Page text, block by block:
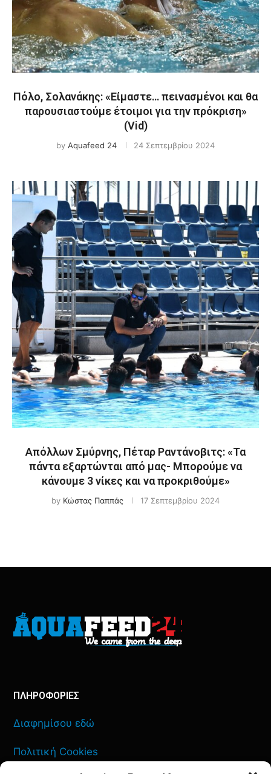
Πόλο, Σολανάκης: «Είμαστε… πεινασμένοι και θα
παρουσιαστούμε έτοιμοι για την πρόκριση»
(Vid)
by Aquafeed 24 24 Σεπτεμβρίου 2024
Απόλλων Σμύρνης, Πέταρ Ραντάνοβιτς: «Τα
πάντα εξαρτώνται από μας- Μπορούμε να
κάνουμε 3 νίκες και να προκριθούμε»
by Κώστας Παππάς 17 Σεπτεμβρίου 2024
ΠΛΗΡΟΦΟΡΙΕΣ
Διαφημίσου εδώ
Πολιτική Cookies